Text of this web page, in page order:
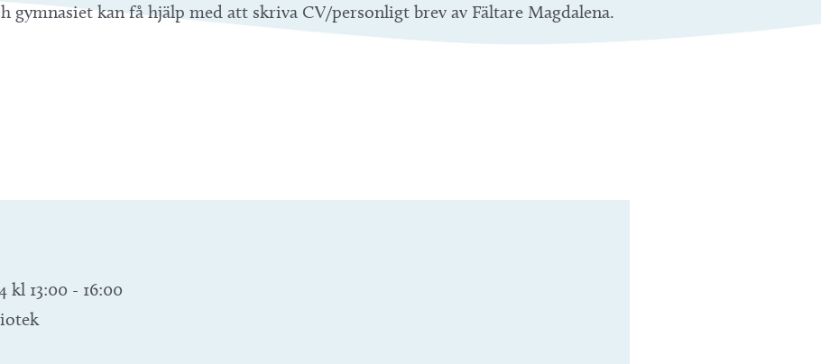
gymnasiet kan få hjälp med att skriva CV/personligt brev av Fältare Magdalena.
kl 13:00 - 16:00